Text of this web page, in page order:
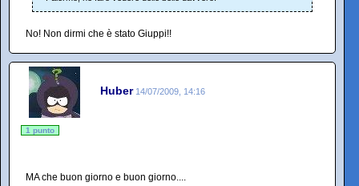
No! Non dirmi che è stato Giuppi!!
Huber 14/07/2009, 14:16
1 punto
MA che buon giorno e buon giorno....